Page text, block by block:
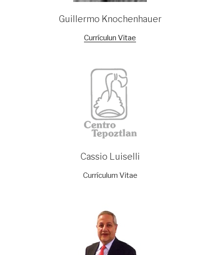
Guillermo Knochenhauer
Currículun Vitae
Cassio Luiselli
Currículum Vitae